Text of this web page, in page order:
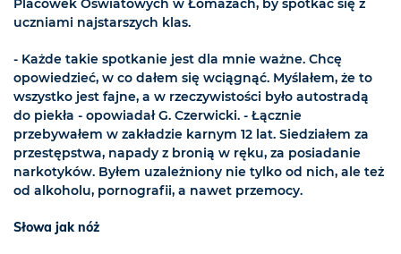
Placówek Oświatowych w Łomazach, by spotkać się z
uczniami najstarszych klas.
- Każde takie spotkanie jest dla mnie ważne. Chcę
opowiedzieć, w co dałem się wciągnąć. Myślałem, że to
wszystko jest fajne, a w rzeczywistości było autostradą
do piekła - opowiadał G. Czerwicki. - Łącznie
przebywałem w zakładzie karnym 12 lat. Siedziałem za
przestępstwa, napady z bronią w ręku, za posiadanie
narkotyków. Byłem uzależniony nie tylko od nich, ale też
od alkoholu, pornografii, a nawet przemocy.
Słowa jak nóż